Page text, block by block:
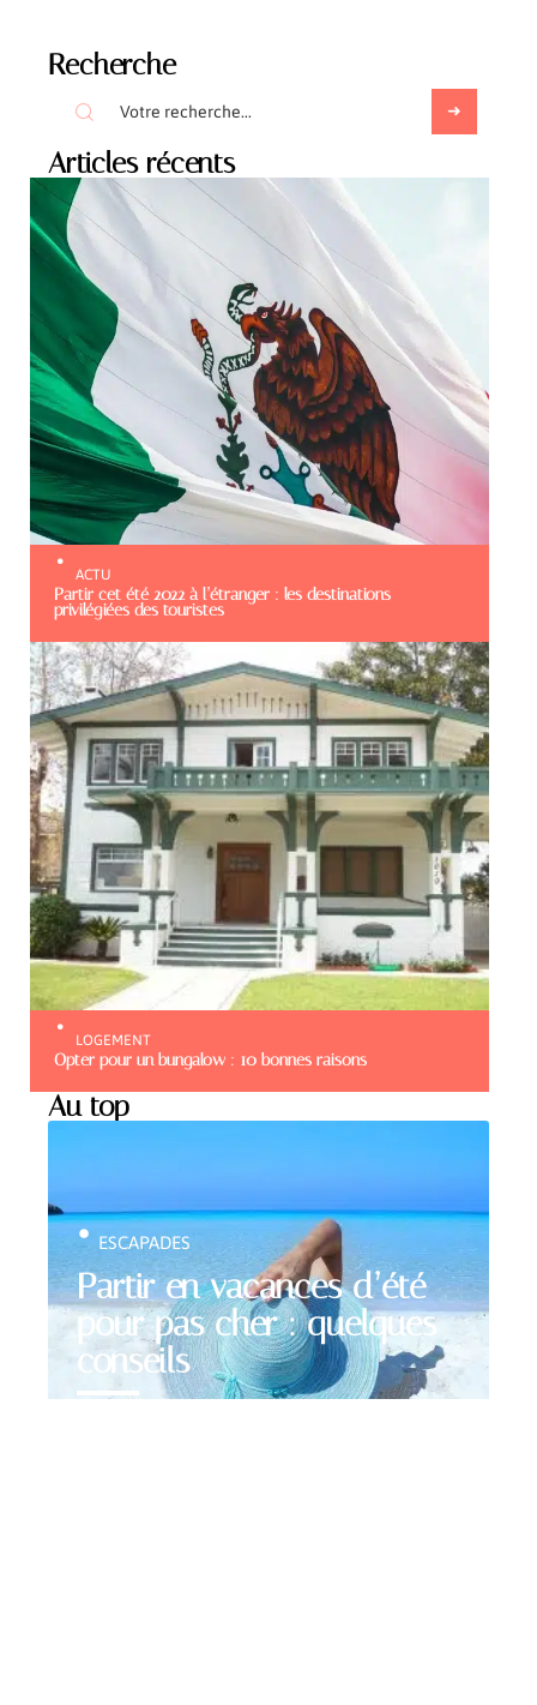
Recherche
Articles récents
ACTU
Partir cet été 2022 à l’étranger : les destinations
privilégiées des touristes
LOGEMENT
Opter pour un bungalow : 10 bonnes raisons
Au top
Partir en vacances d’été
pour pas cher : quelques
conseils
ESCAPADES